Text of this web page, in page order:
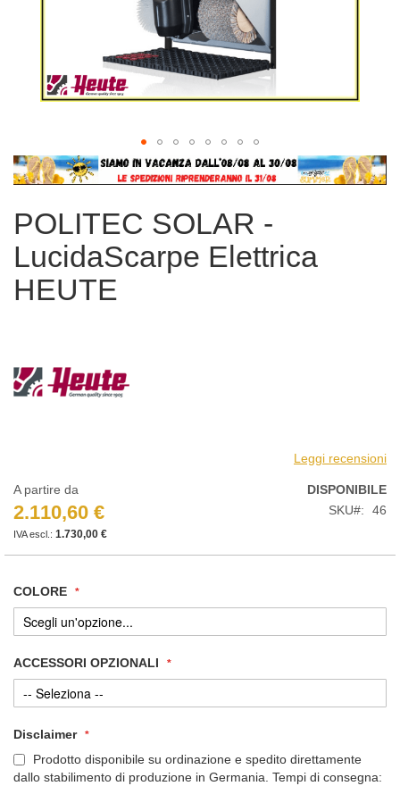
Vai
all'inizio
galleria
di
immagini
POLITEC SOLAR -
LucidaScarpe Elettrica
HEUTE
Leggi recensioni
A partire da
2.110,60 €
1.730,00 €
DISPONIBILE
SKU
46
COLORE
ACCESSORI OPZIONALI
Disclaimer
Prodotto disponibile su ordinazione e spedito direttamente
dallo stabilimento di produzione in Germania. Tempi di consegna: